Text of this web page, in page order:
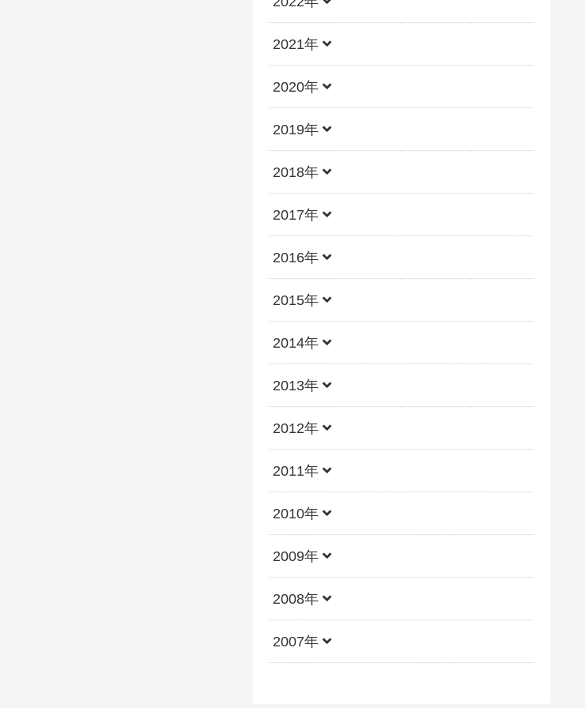
2021年
2020年
2019年
2018年
2017年
2016年
2015年
2014年
2013年
2012年
2011年
2010年
2009年
2008年
2007年